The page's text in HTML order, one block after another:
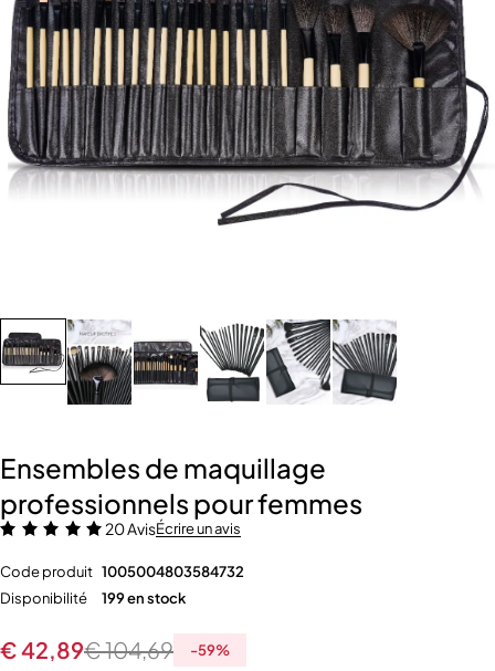
Ensembles de maquillage
professionnels pour femmes
20 AvisÉcrire un avis
Code produit 1005004803584732
Disponibilité
199 en stock
€104,69
€42,89 -59%